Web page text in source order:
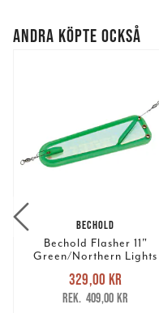
ANDRA KÖPTE OCKSÅ
BECHOLD
Bechold Flasher 11"
Green/Northern Lights
Nuvarande pris
329,00 krTidigare pris
409,00 kr
329,00 kr
409,00 kr